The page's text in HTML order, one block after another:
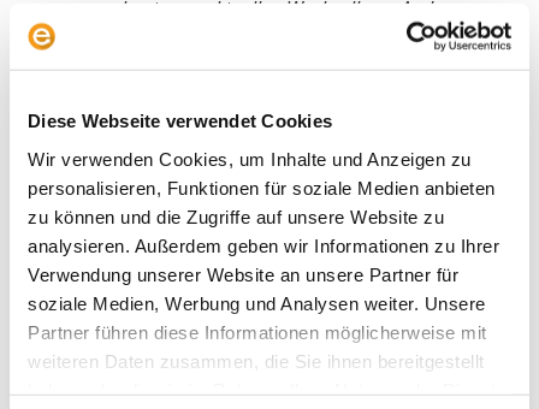
Diese Webseite verwendet Cookies
Wir verwenden Cookies, um Inhalte und Anzeigen zu
personalisieren, Funktionen für soziale Medien anbieten
zu können und die Zugriffe auf unsere Website zu
analysieren. Außerdem geben wir Informationen zu Ihrer
Verwendung unserer Website an unsere Partner für
soziale Medien, Werbung und Analysen weiter. Unsere
Partner führen diese Informationen möglicherweise mit
weiteren Daten zusammen, die Sie ihnen bereitgestellt
umgerechnet zum aktuellen Wechselkurs. Anders
gesagt: Ein Euro sollte in Paris genauso viel kaufen
wie der entsprechende Gegenwert in Dollar in New
unterschiedlich steigen (Inflation), sollte sich der
Wechselkurs langfristig so verändern, dass die
Kaufkraft erhalten bleibt. Die Zinsdifferenz zwischen
zwei Ländern ist demnach ein Spiegelbild der
erwarteten Inflationsdifferenz – und damit ein
Bindeglied zur PPP-Theorie. Ein schönes Modell, dem
aber oft leider die Realität in die Quere kommt.)
To hedge or not to hedge?
Und was wäre, wenn nun der Dollar nach seiner